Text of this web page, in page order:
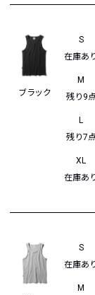
ブラック
S
在庫あ
M
残り9
L
残り7
XL
在庫あ
S
在庫あ
M